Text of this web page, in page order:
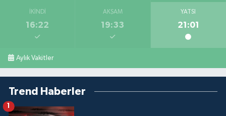
İKINDI
16:22
AKŞAM
19:33
YATSI
21:01
Aylık Vakitler
Trend Haberler